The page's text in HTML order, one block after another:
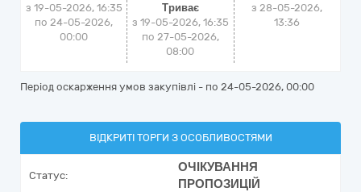
з 19-05-2026, 16:35
по 24-05-2026,
00:00
Триває
з 19-05-2026, 16:35
по 27-05-2026,
08:00
з28-05-2026,
13:36
Період оскарження умов закупівлі - по 24-05-2026, 00:00
ВІДКРИТІ ТОРГИ З ОСОБЛИВОСТЯМИ
Статус:
ОЧІКУВАННЯ
ПРОПОЗИЦІЙ